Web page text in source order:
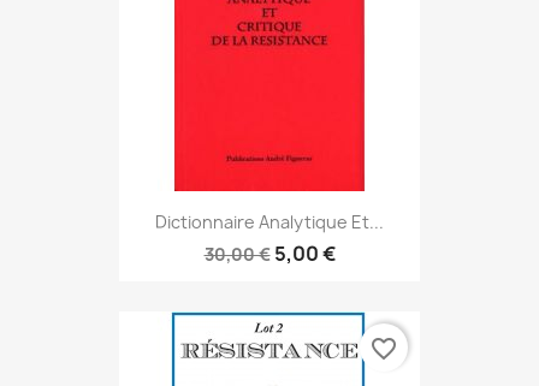
Dictionnaire Analytique Et...
30,00 € 5,00 €
favorite_border